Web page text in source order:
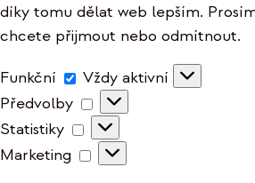
díky tomu dělat web lepším.
chcete přijmout nebo odmítnout.
Funkční Funkční
Vždy aktivní
Předvolby
Předvolby
Statistiky
Statistiky
Marketing
Marketing